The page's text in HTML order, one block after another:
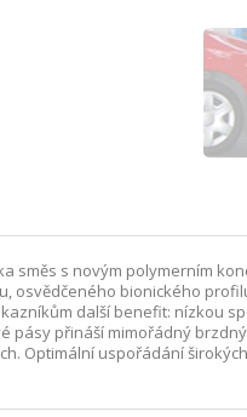
směs s novým polymerním
osvědčeného bionického
další benefit: nízkou
přináší mimořádný
Optimální uspořádání